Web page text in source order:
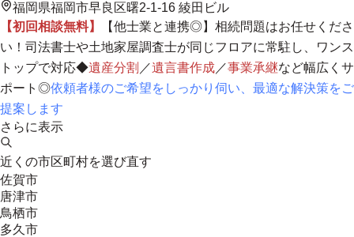
福岡県福岡市早良区曙2-1-16 綾田ビル
【初回相談無料】
【他士業と連携◎】相続問題はお任せくださ
い！司法書士や土地家屋調査士が同じフロアに常駐し、
ワンス
トップで対応◆遺産分割 ／遺言書作成 ／事業承継など幅広くサ
ポート◎依頼者様のご希望をしっかり伺い、最適な解決策をご
提案します
さらに表示
近くの市区町村を選び直す
佐賀市
唐津市
鳥栖市
多久市